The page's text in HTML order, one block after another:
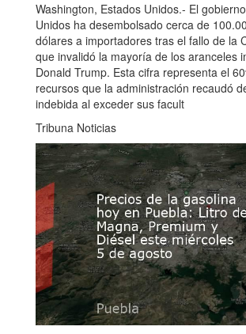
Washington, Estados Unidos.- El
Unidos ha desembolsado cerca de
dólares a importadores tras el fallo de la
que invalidó la mayoría de los aranceles
Donald Trump. Esta cifra representa el
recursos que la administración recaudó
indebida al exceder sus facult
Tribuna Noticias